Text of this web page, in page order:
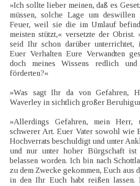
»Ich sollte lieber meinen, daß es
müssen, solche Lage um
Feuer, weil sie die im Umlauf
meisten stützt,« versetzte der Obrist.
seid Ihr schon darüber unterrichtet,
Euer Verhalten Eure Verwandten
doch meines Wissens redlich
förderten?«
»Was sagt Ihr da von Gefahren,
Waverley in sichtlich großer
»Allerdings Gefahren, mein Herr,
schwerer Art. Euer Vater sowohl wie
Hochverrats beschuldigt und unter
und nur unter hoher Bürgschaft ist
belassen worden. Ich bin nach
zu dem Zwecke gekommen, Euch aus
in den Ihr Euch habt reißen